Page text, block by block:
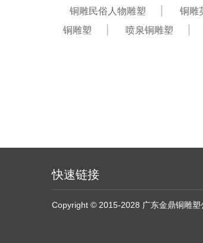
铜雕民俗人物雕塑
铜雕
铜雕塑
喷泉铜雕塑
快速链接
Copyright © 2015-2028 广东金鼎铜雕塑